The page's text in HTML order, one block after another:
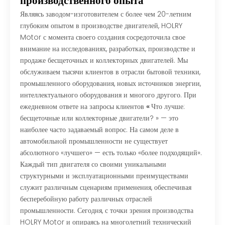
Являясь заводом-изготовителем с более чем 20-летним
глубоким опытом в производстве двигателей, HOLRY
Motor с момента своего создания сосредоточила свое
внимание на исследованиях, разработках, производстве и
продаже бесщеточных и коллекторных двигателей. Мы
обслуживаем тысячи клиентов в отрасли бытовой техники,
промышленного оборудования, новых источников энергии,
интеллектуального оборудования и многого другого. При
ежедневном ответе на запросы клиентов «Что лучше:
бесщеточные или коллекторные двигатели? » — это
наиболее часто задаваемый вопрос. На самом деле в
автомобильной промышленности не существует
абсолютного «лучшего» — есть только «более подходящий».
Каждый тип двигателя со своими уникальными
структурными и эксплуатационными преимуществами
служит различным сценариям применения, обеспечивая
бесперебойную работу различных отраслей
промышленности. Сегодня, с точки зрения производства
HOLRY Motor и опираясь на многолетний технический